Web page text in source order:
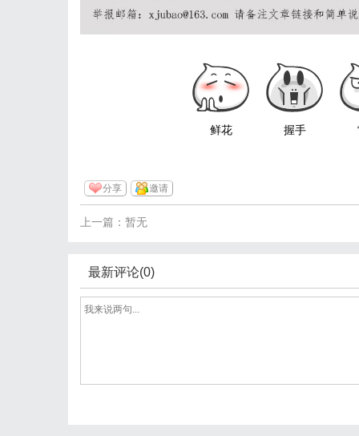
鲜花 握手
分享 邀请
上一篇：暂无
最新评论(0)